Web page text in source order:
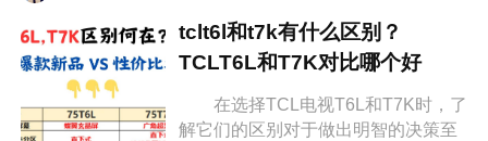
tclt6l和t7k有什么区别？
TCLT6L和T7K对比哪个好
在选择TCL电视T6L和T7K时，了
解它们的区别对于做出明智的决策至